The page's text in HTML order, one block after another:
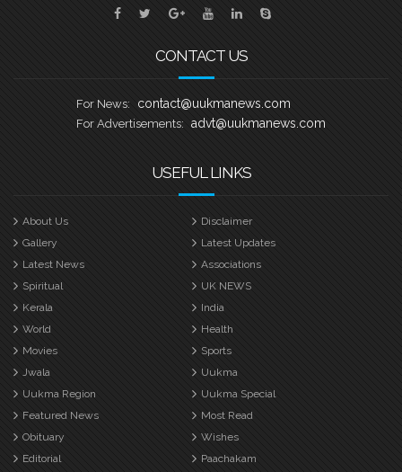
ബാസറ്റ്ലോ
CONTACT US
For News: contact@uukmanews.com
For Advertisements: advt@uukmanews.com
USEFUL LINKS
About Us
Disclaimer
Gallery
Latest Updates
Latest News
Associations
Spiritual
UK NEWS
Kerala
India
World
Health
Movies
Sports
Jwala
Uukma
Uukma Region
Uukma Special
Featured News
Most Read
Obituary
Wishes
Editorial
Paachakam